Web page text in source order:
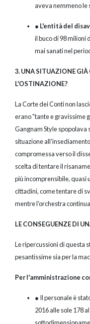
aveva nemmeno le
● L'entità del
il buco di 98 milioni
mai sanati nel
3. UNA SITUAZIONE GIÀ
L'OSTINAZIONE?
La Corte dei Conti non
erano "tante e gravissime
Gangnam Style spopolava
situazione
compromessa verso il
scelta di tentare il
più incomprensibile, quasi
cittadini, come tentare di
mentre l'orchestra
LE CONSEGUENZE DI
Le ripercussioni di questa
pesantissime sia per la
Per l'amministrazione
● Il personale è
2016 alle sole 178